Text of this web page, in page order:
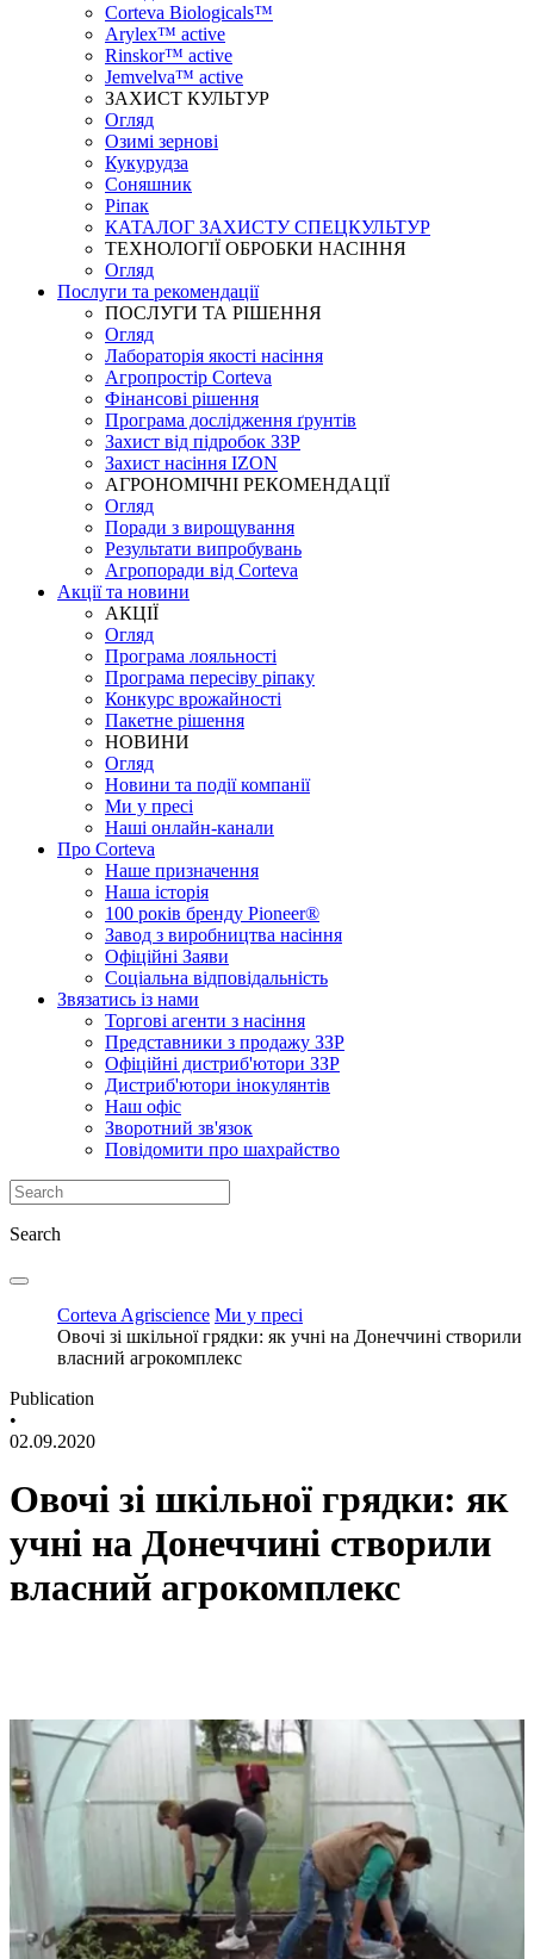
Corteva Biologicals™
Arylex™ active
Rinskor™ active
Jemvelva™ active
ЗАХИСТ КУЛЬТУР
Огляд
Озимі зернові
Кукурудза
Соняшник
Ріпак
КАТАЛОГ ЗАХИСТУ СПЕЦКУЛЬТУР
ТЕХНОЛОГІЇ ОБРОБКИ НАСІННЯ
Огляд
Послуги та рекомендації
ПОСЛУГИ ТА РІШЕННЯ
Огляд
Лабораторія якості насіння
Агропростір Corteva
Фінансові рішення
Програма дослідження ґрунтів
Захист від підробок ЗЗР
Захист насіння IZON
АГРОНОМІЧНІ РЕКОМЕНДАЦІЇ
Огляд
Поради з вирощування
Результати випробувань
Агропоради від Corteva
Акції та новини
АКЦІЇ
Огляд
Програма лояльності
Програма пересіву ріпаку
Конкурс врожайності
Пакетне рішення
НОВИНИ
Огляд
Новини та події компанії
Ми у пресі
Наші онлайн-канали
Про Corteva
Наше призначення
Наша історія
100 років бренду Pioneer®
Завод з виробництва насіння
Офіційні Заяви
Соціальна відповідальність
Звязатись із нами
Торгові агенти з насіння
Представники з продажу ЗЗР
Офіційні дистриб'ютори ЗЗР
Дистриб'ютори інокулянтів
Наш офіс
Зворотний зв'язок
Повідомити про шахрайство
Search
Corteva Agriscience Ми у пресі
Овочі зі шкільної грядки: як учні на Донеччині створили
власний агрокомплекс
Publication
•
02.09.2020
Овочі зі шкільної грядки: як
учні на Донеччині створили
власний агрокомплекс